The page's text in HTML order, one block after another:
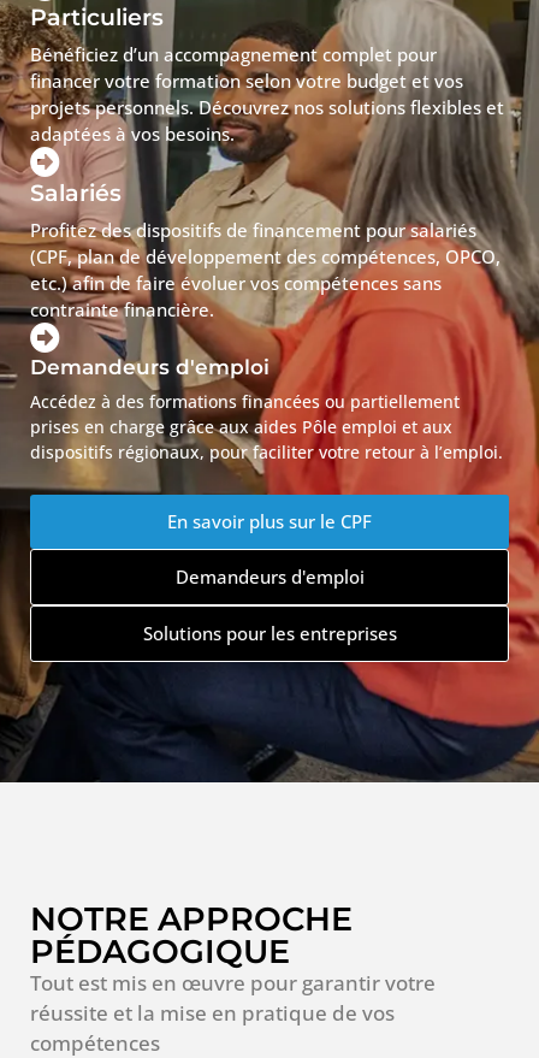
Particuliers
Bénéficiez d’un accompagnement complet pour
financer votre formation selon votre budget et vos
projets personnels. Découvrez nos solutions flexibles et
adaptées à vos besoins.
Salariés
Profitez des dispositifs de financement pour salariés
(CPF, plan de développement des compétences, OPCO,
etc.) afin de faire évoluer vos compétences sans
contrainte financière.
Demandeurs d'emploi
Accédez à des formations financées ou partiellement
prises en charge grâce aux aides Pôle emploi et aux
dispositifs régionaux, pour faciliter votre retour à l’emploi.
En savoir plus sur le CPF
Demandeurs d'emploi
Solutions pour les entreprises
NOTRE APPROCHE
PÉDAGOGIQUE
Tout est mis en œuvre pour garantir votre
réussite et la mise en pratique de vos
compétences